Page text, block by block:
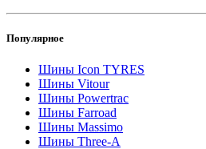
Популярное
Шины Icon TYRES
Шины Vitour
Шины Powertrac
Шины Farroad
Шины Massimo
Шины Three-A